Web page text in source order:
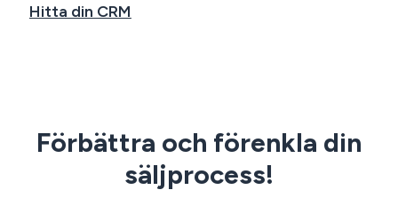
Hitta din CRM
Förbättra och förenkla din
säljprocess!